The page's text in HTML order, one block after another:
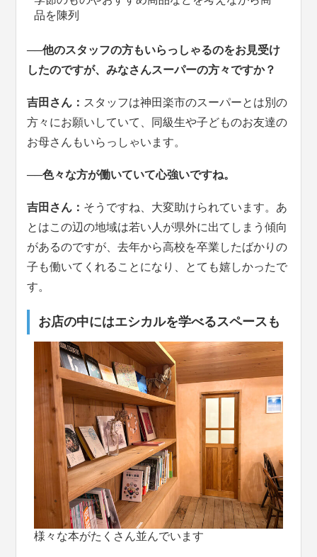
品を陳列
──他のスタッフの方もいらっしゃるのをお見受け
したのですが、みなさんスーパーの方々ですか？
吉田さん： スタッフは神田楽市のスーパーとは別の
方々にお願いしていて、同級生や子どものお友達の
お母さんもいらっしゃいます。
──色々な方が働いていて心強いですね。
吉田さん： そうですね、大変助けられています。あ
とはこの辺の地域は若い人が県外に出てしまう傾向
があるのですが、去年から高校を卒業したばかりの
子も働いてくれることになり、とても嬉しかったで
す。
お店の中にはエシカルを学べるスペースも
様々な本がたくさん並んでいます